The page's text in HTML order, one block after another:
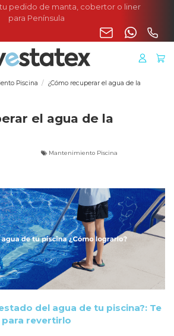
pedido de manta, cobertor o liner
para Península
Piscina
¿Cómo recuperar el agua de la
el agua de la
Mantenimiento Piscina
del agua de tu piscina?: Te
para revertirlo